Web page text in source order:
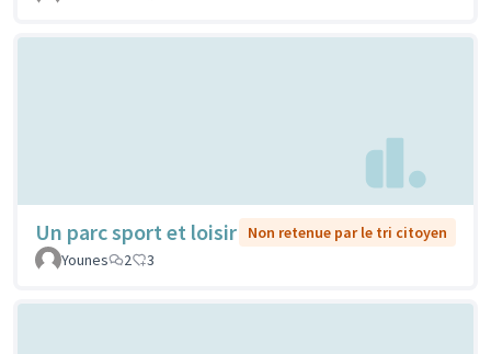
Un parc sport et loisir
Non retenue par le tri citoyen
Younes
2 3